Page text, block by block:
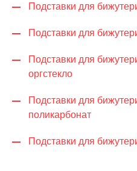
Подставки для
Подставки для
Подставки для
оргстекло
Подставки для
поликарбонат
Подставки для